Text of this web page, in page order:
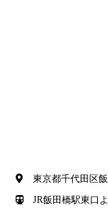
東京都千代田区
JR飯田橋駅東口